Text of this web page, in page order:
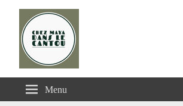
dans le Cantou
Menu